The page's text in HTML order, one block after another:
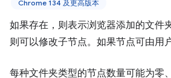
Chrome 134 及更高版本
如果存在，则表示浏览器添加的文件
则可以修改子节点。如果节点可由用
每种文件夹类型的节点数量可能为零